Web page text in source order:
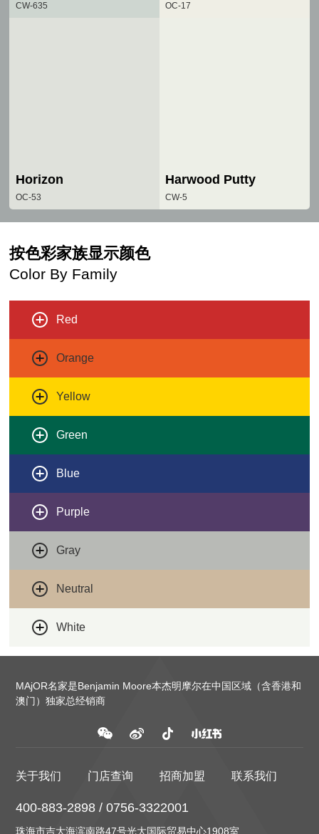
CW-635 OC-17
Horizon
OC-53
Harwood Putty
CW-5
按色彩家族显示颜色
Color By Family
Red
Orange
Yellow
Green
Blue
Purple
Gray
Neutral
White
MAjOR名家是Benjamin Moore本杰明摩尔在中国区域（含香港和
澳门）独家总经销商
关于我们 门店查询 招商加盟 联系我们
400-883-2898 / 0756-3322001
珠海市吉大海滨南路47号光大国际贸易中心1908室